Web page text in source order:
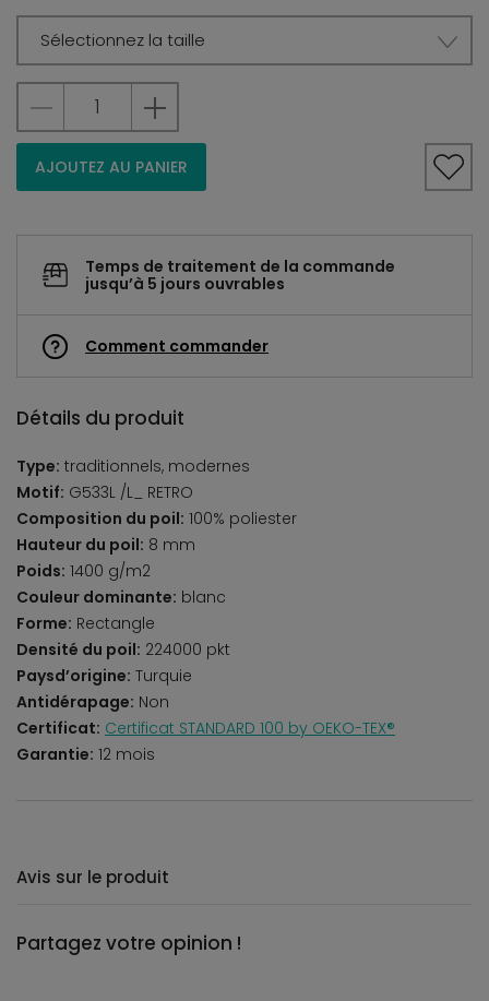
Sélectionnez la taille
AJOUTEZ AU PANIER
Temps de traitement de la commande
jusqu’à 5 jours ouvrables
Comment commander
Détails du produit
Type: traditionnels, modernes
Motif: G533L /L_ RETRO
Composition du poil: 100% poliester
Hauteur du poil: 8 mm
Poids: 1400 g/m2
Couleur dominante: blanc
Forme: Rectangle
Densité du poil: 224000 pkt
Paysd’origine: Turquie
Antidérapage: Non
Certificat: Certificat STANDARD 100 by OEKO-TEX®
Garantie: 12 mois
Avis sur le produit
Partagez votre opinion !